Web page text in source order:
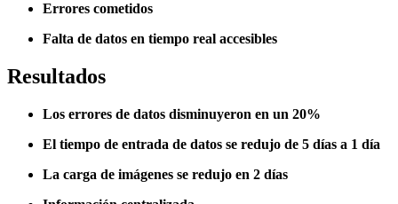
Errores cometidos
Falta de datos en tiempo real accesibles
Resultados
Los errores de datos disminuyeron en un 20%
El tiempo de entrada de datos se redujo de 5 días a 1 día
La carga de imágenes se redujo en 2 días